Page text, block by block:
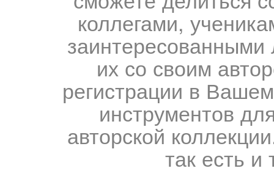
коллегами,
их со своим
регистрации в
инструментов
авторской
так есть и